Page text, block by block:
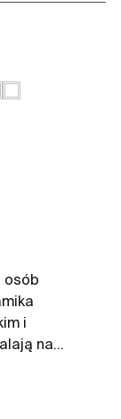
osób
i
na
długie lata.